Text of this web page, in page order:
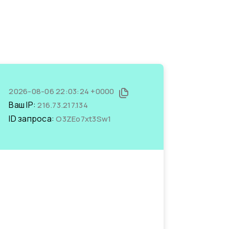
2026-08-06 22:03:24 +0000
Ваш IP:216.73.217.134
ID запроса:O3ZEo7xt3Sw1